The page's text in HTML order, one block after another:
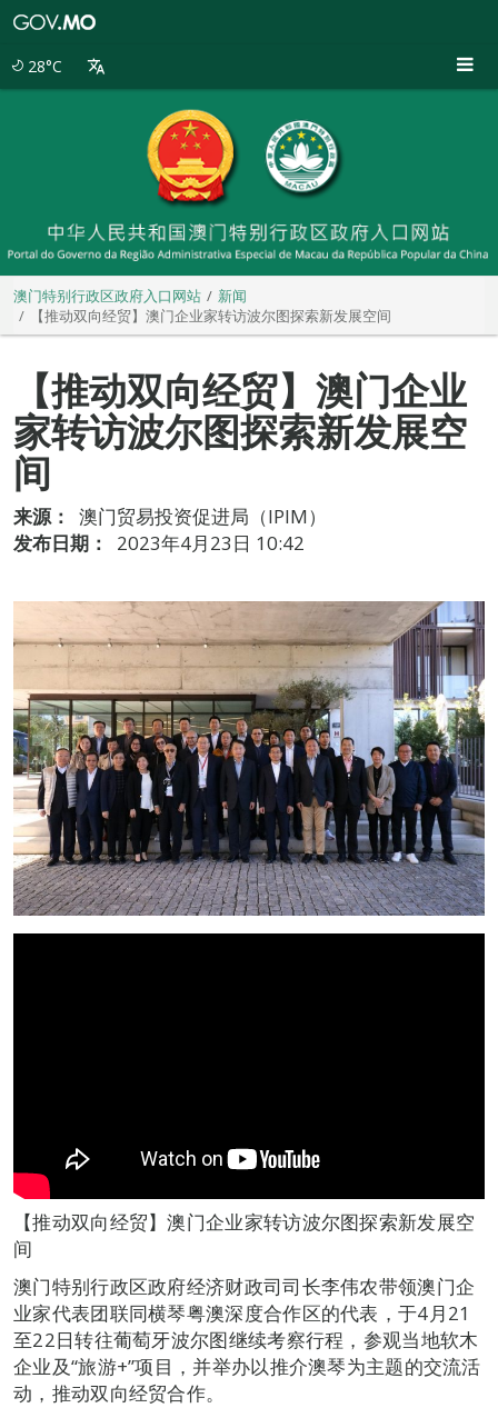
28°C
澳门特别行政区政府入口网站
新闻
【推动双向经贸】澳门企业家转访波尔图探索新发展空间
【推动双向经贸】澳门企业
家转访波尔图探索新发展空
间
来源：
澳门贸易投资促进局（IPIM）
发布日期：
2023年4月23日 10:42
【推动双向经贸】澳门企业家转访波尔图探索新发展空
间
澳门特别行政区政府经济财政司司长李伟农带领澳门企
业家代表团联同横琴粤澳深度合作区的代表，于4月21
至22日转往葡萄牙波尔图继续考察行程，参观当地软木
企业及“旅游+”项目，并举办以推介澳琴为主题的交流活
动，推动双向经贸合作。